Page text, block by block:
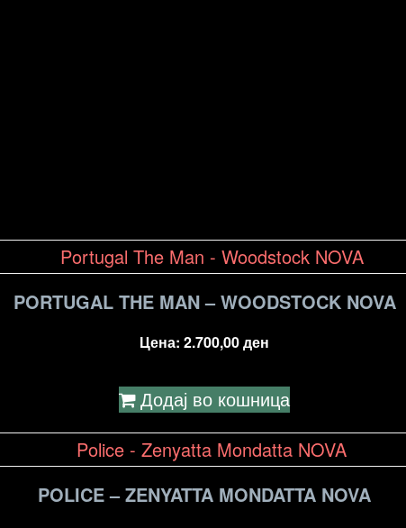
PORTUGAL THE MAN – WOODSTOCK NOVA
Цена: 2.700,00ден
Додај во кошница
POLICE – ZENYATTA MONDATTA NOVA